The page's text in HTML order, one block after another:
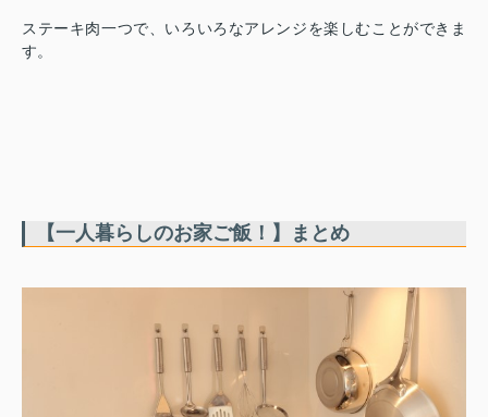
ステーキ肉一つで、いろいろなアレンジを楽しむことができま
す。
【一人暮らしのお家ご飯！】まとめ